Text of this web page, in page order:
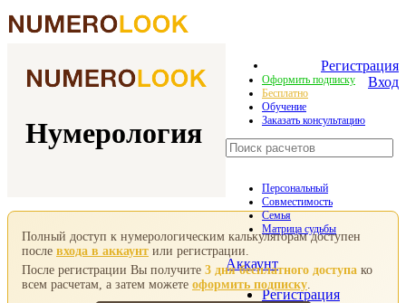
Регистрация
Вход
Нумерология
Оформить подписку
Бесплатно
Обучение
Заказать консультацию
Персональный
Совместимость
Семья
Матрица судьбы
Аккаунт
Регистрация
Полный доступ к нумерологическим калькуляторам доступен
после входа в аккаунт или регистрации.
После регистрации Вы получите 3 дня бесплатного доступа ко
всем расчетам, а затем можете оформить подписку.